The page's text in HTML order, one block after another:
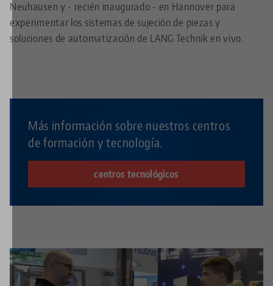
Neuhausen y - recién inaugurado - en Hannover para
experimentar los sistemas de sujeción de piezas y
soluciones de automatización de LANG Technik en vivo.
Más información sobre nuestros centros
de formación y tecnología.
centros tecnológicos